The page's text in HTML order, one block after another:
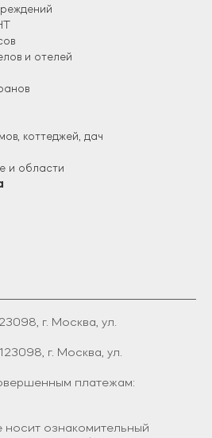
и отелей
коттеджей, дач
и области
г. Москва, ул.
г. Москва, ул.
платежам:
ознакомительный